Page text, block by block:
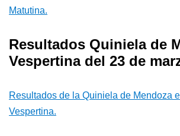
Matutina.
Resultados Quiniela de
Vespertina del 23 de
Resultados de la Quiniela de Mendoza
Vespertina.